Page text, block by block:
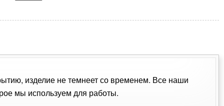
изделие не темнеет со временем. Все наши
мы используем для работы.